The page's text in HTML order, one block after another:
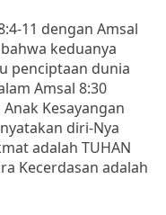
11 dengan Amsal
keduanya
penciptaan dunia
Amsal 8:30
Kesayangan
diri-Nya
adalah TUHAN
Kecerdasan adalah